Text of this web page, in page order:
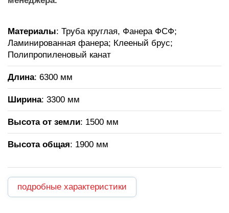
Материалы: Труба круглая, Фанера ФСФ;
Ламинированная фанера; Клееный брус;
Полипропиленовый канат
Длина: 6300 мм
Ширина: 3300 мм
Высота от земли: 1500 мм
Высота общая: 1900 мм
подробные характеристики